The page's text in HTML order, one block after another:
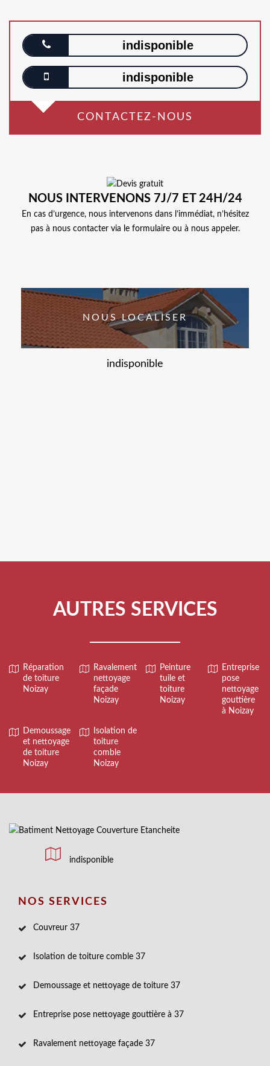
indisponible
indisponible
CONTACTEZ-NOUS
NOUS INTERVENONS 7J/7 ET 24H/24
En cas d’urgence, nous intervenons dans l’immédiat, n’hésitez
pas à nous contacter via le formulaire ou à nous appeler.
NOUS LOCALISER
indisponible
AUTRES SERVICES
Réparation
de toiture
Noizay
Ravalement
nettoyage
façade
Noizay
Peinture
tuile et
toiture
Noizay
Entreprise
pose
nettoyage
gouttière
à Noizay
Demoussage
et nettoyage
de toiture
Noizay
Isolation de
toiture
comble
Noizay
indisponible
NOS SERVICES
Couvreur 37
Isolation de toiture comble 37
Demoussage et nettoyage de toiture 37
Entreprise pose nettoyage gouttière à 37
Ravalement nettoyage façade 37